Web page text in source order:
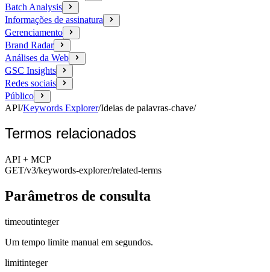
Batch Analysis
Informações de assinatura
Gerenciamento
Brand Radar
Análises da Web
GSC Insights
Redes sociais
Público
API/Keywords Explorer/Ideias de palavras-chave/
Termos relacionados
API + MCP
GET/v3/keywords-explorer/related-terms
Parâmetros de consulta
timeoutinteger
Um tempo limite manual em segundos.
limitinteger